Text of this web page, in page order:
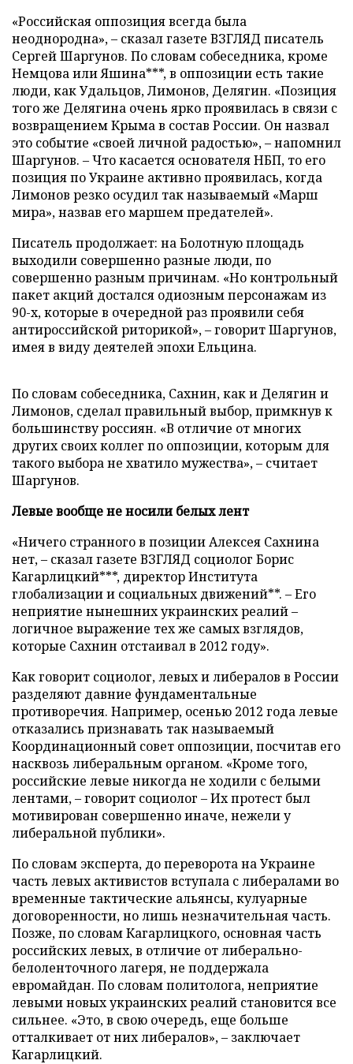
«Российская оппозиция всегда была
неоднородна»,– сказал газете ВЗГЛЯД писатель
Сергей Шаргунов. По словам собеседника, кроме
Немцова или Яшина***, в оппозиции есть такие
люди, как Удальцов, Лимонов, Делягин. «Позиция
того же Делягина очень ярко проявилась в связи с
возвращением Крыма в состав России. Он назвал
это событие «своей личной радостью»,–напомнил
Шаргунов. –Что касается основателя НБП, то его
позиция по Украине активно проявилась, когда
Лимонов резко осудил так называемый «Марш
мира», назвав его маршем предателей».
Писатель продолжает: на Болотную площадь
выходили совершенно разные люди, по
совершенно разным причинам. «Но контрольный
пакет акций достался одиозным персонажам из
90-х, которые в очередной раз проявили себя
антироссийской риторикой»,–говорит Шаргунов,
имея в виду деятелей эпохи Ельцина.
По словам собеседника, Сахнин, как и Делягин и
Лимонов, сделал правильный выбор, примкнув к
большинству россиян. «В отличие от многих
других своих коллег по оппозиции, которым для
такого выбора не хватило мужества»,– считает
Шаргунов.
Левые вообще не носили белых лент
«Ничего странного в позиции Алексея Сахнина
нет,– сказал газете ВЗГЛЯД социолог Борис
Кагарлицкий***, директор Института
глобализации и социальных движений**. –Его
неприятие нынешних украинских реалий –
логичное выражение тех же самых взглядов,
которые Сахнин отстаивал в 2012 году».
Как говорит социолог, левых и либералов в России
разделяют давние фундаментальные
противоречия. Например, осенью 2012 года левые
отказались признавать так называемый
Координационный совет оппозиции, посчитав его
насквозь либеральным органом. «Кроме того,
российские левые никогда не ходили с белыми
лентами,–говорит социолог –Их протест был
мотивирован совершенно иначе, нежели у
либеральной публики».
По словам эксперта, до переворота на Украине
часть левых активистов вступала с либералами во
временные тактические альянсы, кулуарные
договоренности, но лишь незначительная часть.
Позже, по словам Кагарлицкого, основная часть
российских левых, в отличие от либерально-
белоленточного лагеря, не поддержала
евромайдан. По словам политолога, неприятие
левыми новых украинских реалий становится все
сильнее. «Это, в свою очередь, еще больше
отталкивает от них либералов»,– заключает
Кагарлицкий.